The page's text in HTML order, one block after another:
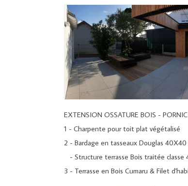
EXTENSION OSSATURE BOIS -
1 - Charpente pour toit plat végétalisé
2 - Bardage en tasseaux Douglas 40X40
- Structure terrasse Bois traitée classe
3 - Terrasse en Bois Cumaru & Filet